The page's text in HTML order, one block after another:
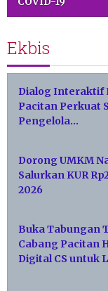
Ekbis
Dialog Interaktif
Pacitan Perkuat
Pengelola…
Dorong UMKM
Salurkan KUR
2026
Buka Tabungan
Cabang Pacitan
Digital CS untuk